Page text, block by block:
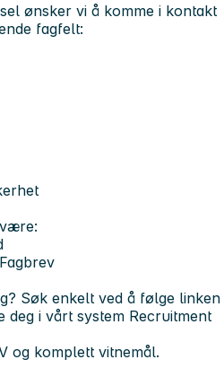
ønsker vi å komme i kontakt
fagfelt:
Søk enkelt ved å følge linken
i vårt system Recruitment
og komplett vitnemål.